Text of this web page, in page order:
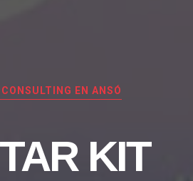
EN ANSÓ
KIT